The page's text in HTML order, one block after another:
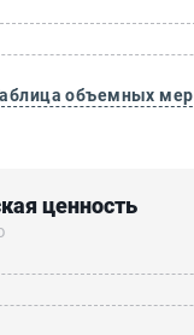
объемных мер
ценность